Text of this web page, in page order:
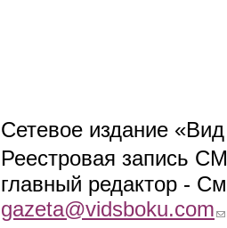
Сетевое издание
Реестровая запись
главный редактор -
gazeta@vidsboku.com